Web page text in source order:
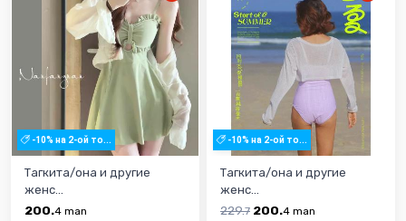
-10% на 2-ой то...
Тагкита/она и другие
женс...
200.4 man
-10% на 2-ой то...
Тагкита/она и другие
женс...
229.7 200.4 man